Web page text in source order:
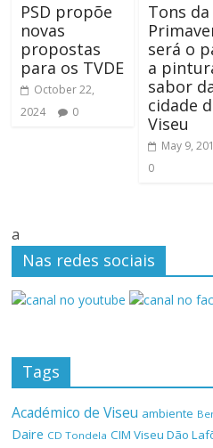
PSD propõe
novas
propostas
para os TVDE
October 22,
2024
0
Tons da
será o
a
sabor
cidade
Viseu
May 9,
0
a
Nas redes sociais
Tags
Académico de Viseu ambiente
Daire CD Tondela CIM Viseu Dão